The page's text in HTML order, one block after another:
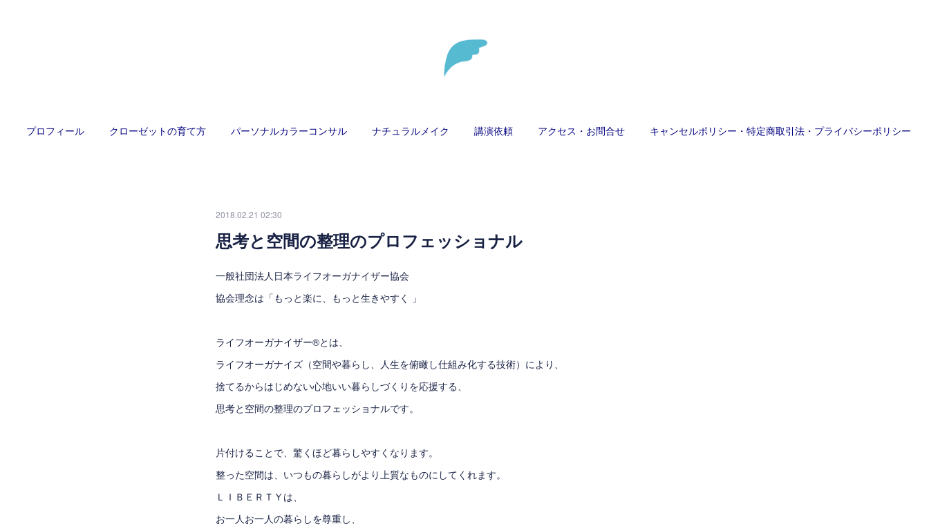
プロフィール クローゼットの育て方 パーソナルカラーコンサル ナチュラルメイク 講演依頼 アクセス・お問合せ キャンセルポリシー・特定商取引法・プライバシーポリシー
2018.02.21 02:30
思考と空間の整理のプロフェッショナル
一般社団法人日本ライフオーガナイザー協会
協会理念は「もっと楽に、もっと生きやすく 」
ライフオーガナイザー®とは、
ライフオーガナイズ（空間や暮らし、人生を俯瞰し仕組み化する技術）により、
捨てるからはじめない心地いい暮らしづくりを応援する、
思考と空間の整理のプロフェッショナルです。
片付けることで、驚くほど暮らしやすくなります。
整った空間は、いつもの暮らしがより上質なものにしてくれます。
ＬＩＢＥＲＴＹは、
お一人お一人の暮らしを尊重し、